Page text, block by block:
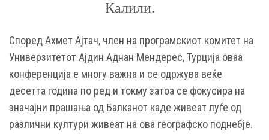
Калили.
Според Ахмет Ајтач, член на програмскиот комитет на
Универзитетот Ајдин Аднан Мендерес, Турција оваа
конференција е многу важна и се одржува веќе
десетта година по ред и токму затоа се фокусира на
значајни прашања од Балканот каде живеат луѓе од
различни култури живеат на ова географско поднебје.